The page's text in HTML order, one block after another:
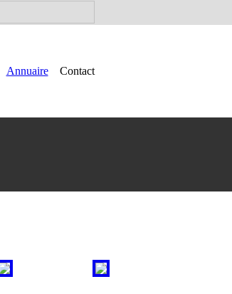
Annuaire Contact